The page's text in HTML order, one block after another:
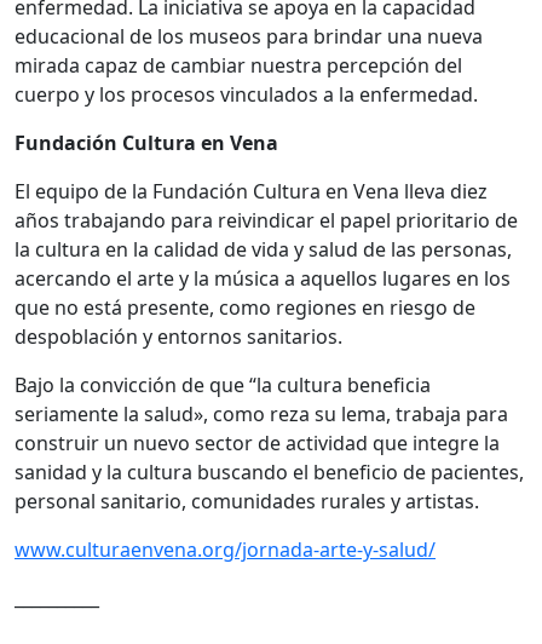
enfermedad. La iniciativa se apoya en la capacidad
educacional de los museos para brindar una nueva
mirada capaz de cambiar nuestra percepción del
cuerpo y los procesos vinculados a la enfermedad.
Fundación Cultura en Vena
El equipo de la Fundación Cultura en Vena lleva diez
años trabajando para reivindicar el papel prioritario de
la cultura en la calidad de vida y salud de las personas,
acercando el arte y la música a aquellos lugares en los
que no está presente, como regiones en riesgo de
despoblación y entornos sanitarios.
Bajo la convicción de que “la cultura beneficia
seriamente la salud», como reza su lema, trabaja para
construir un nuevo sector de actividad que integre la
sanidad y la cultura buscando el beneficio de pacientes,
personal sanitario, comunidades rurales y artistas.
www.culturaenvena.org/jornada-arte-y-salud/